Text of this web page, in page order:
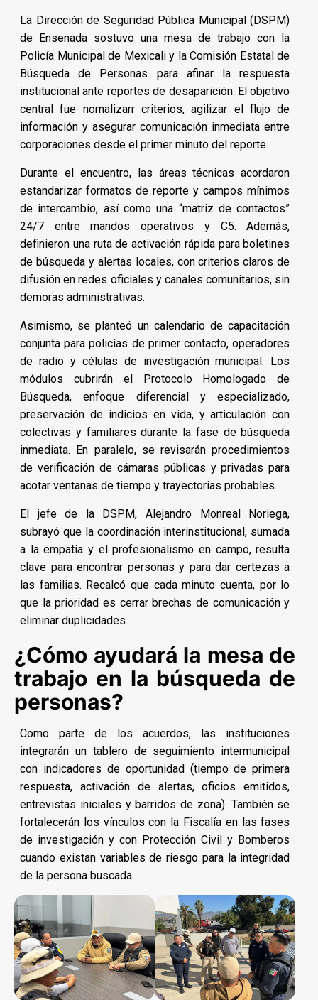
La Dirección de Seguridad Pública Municipal (DSPM)
de Ensenada sostuvo una mesa de trabajo con la
Policía Municipal de Mexicali y la Comisión Estatal de
Búsqueda de Personas para afinar la respuesta
institucional ante reportes de desaparición. El objetivo
central fue nornalizarr criterios, agilizar el flujo de
información y asegurar comunicación inmediata entre
corporaciones desde el primer minuto del reporte.
Durante el encuentro, las áreas técnicas acordaron
estandarizar formatos de reporte y campos mínimos
de intercambio, así como una “matriz de contactos”
24/7 entre mandos operativos y C5. Además,
definieron una ruta de activación rápida para boletines
de búsqueda y alertas locales, con criterios claros de
difusión en redes oficiales y canales comunitarios, sin
demoras administrativas.
Asimismo, se planteó un calendario de capacitación
conjunta para policías de primer contacto, operadores
de radio y células de investigación municipal. Los
módulos cubrirán el Protocolo Homologado de
Búsqueda, enfoque diferencial y especializado,
preservación de indicios en vida, y articulación con
colectivas y familiares durante la fase de búsqueda
inmediata. En paralelo, se revisarán procedimientos
de verificación de cámaras públicas y privadas para
acotar ventanas de tiempo y trayectorias probables.
El jefe de la DSPM, Alejandro Monreal Noriega,
subrayó que la coordinación interinstitucional, sumada
a la empatía y el profesionalismo en campo, resulta
clave para encontrar personas y para dar certezas a
las familias. Recalcó que cada minuto cuenta, por lo
que la prioridad es cerrar brechas de comunicación y
eliminar duplicidades.
¿Cómo ayudará la mesa de
trabajo en la búsqueda de
personas?
Como parte de los acuerdos, las instituciones
integrarán un tablero de seguimiento intermunicipal
con indicadores de oportunidad (tiempo de primera
respuesta, activación de alertas, oficios emitidos,
entrevistas iniciales y barridos de zona). También se
fortalecerán los vínculos con la Fiscalía en las fases
de investigación y con Protección Civil y Bomberos
cuando existan variables de riesgo para la integridad
de la persona buscada.